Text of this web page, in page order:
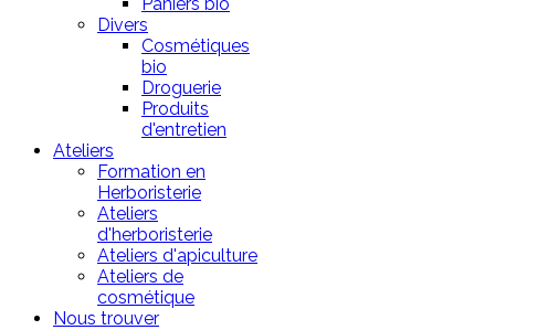
Divers
Cosmétiques
bio
Droguerie
Produits
d'entretien
Ateliers
Formation en
Herboristerie
Ateliers
d'herboristerie
Ateliers d'apiculture
Ateliers de
cosmétique
Nous trouver